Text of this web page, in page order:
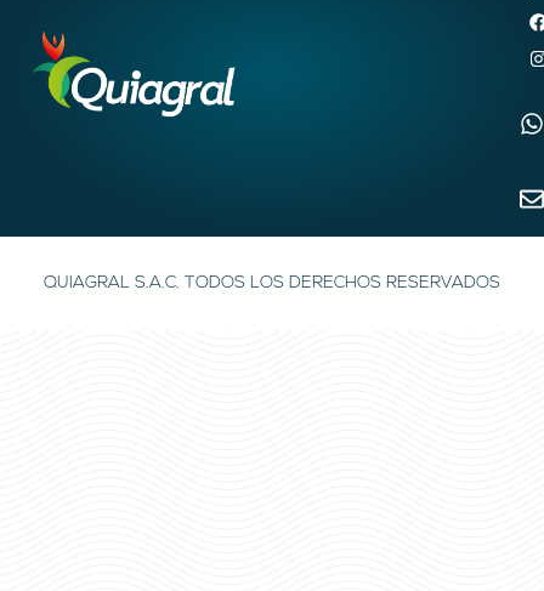
QUIAGRAL S.A.C. TODOS LOS DERECHOS RESERVADOS